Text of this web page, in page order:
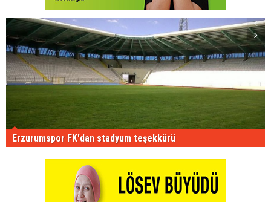
Erzurumspor FK'dan stadyum teşekkürü